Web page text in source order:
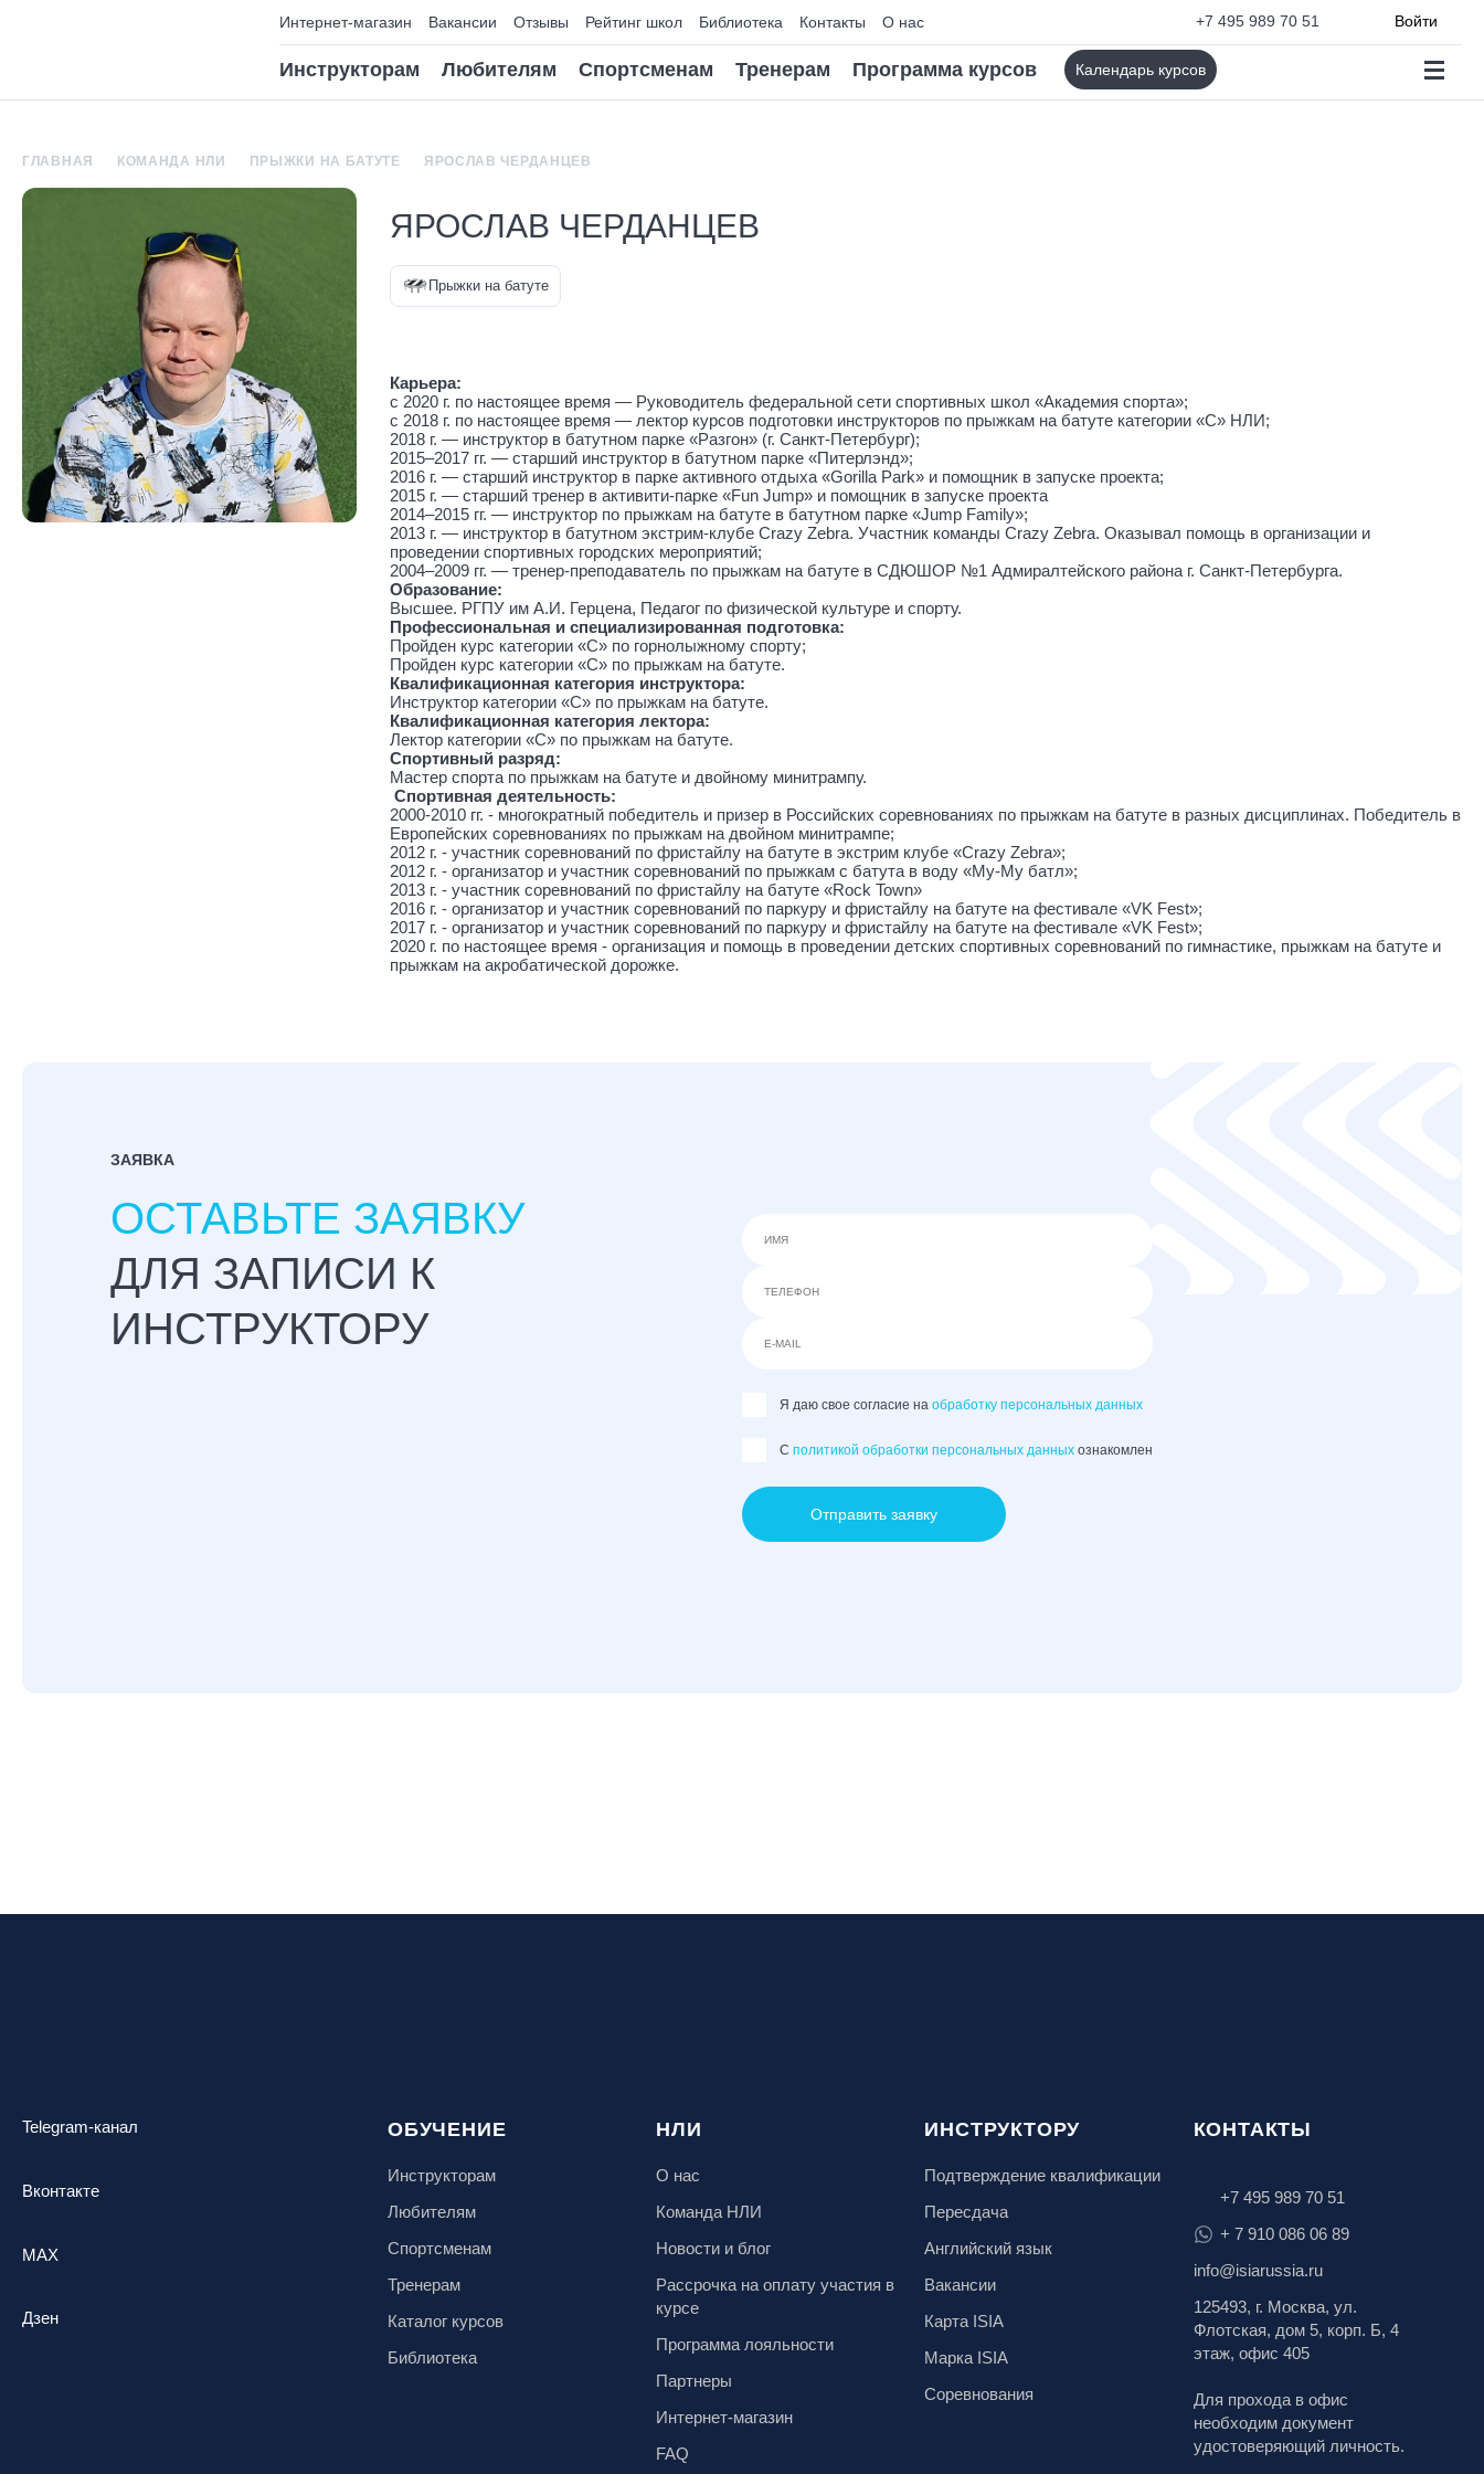
Интернет-магазин Вакансии Отзывы Рейтинг школ Библиотека Контакты О нас +7 495 989 70 51 Войти
Инструкторам Любителям Спортсменам Тренерам Программа курсов Календарь курсов
ГЛАВНАЯ КОМАНДА НЛИ ПРЫЖКИ НА БАТУТЕ ЯРОСЛАВ ЧЕРДАНЦЕВ
ЯРОСЛАВ ЧЕРДАНЦЕВ
Прыжки на батуте
Карьера:
с 2020 г. по настоящее время — Руководитель федеральной сети спортивных школ «Академия спорта»;
с 2018 г. по настоящее время — лектор курсов подготовки инструкторов по прыжкам на батуте категории «С» НЛИ;
2018 г. — инструктор в батутном парке «Разгон» (г. Санкт-Петербург);
2015‒2017 гг. — старший инструктор в батутном парке «Питерлэнд»;
2016 г. — старший инструктор в парке активного отдыха «Gorilla Park» и помощник в запуске проекта;
2015 г. — старший тренер в активити-парке «Fun Jump» и помощник в запуске проекта
2014‒2015 гг. — инструктор по прыжкам на батуте в батутном парке «Jump Family»;
2013 г. — инструктор в батутном экстрим-клубе Crazy Zebra. Участник команды Crazy Zebra. Оказывал помощь в организации и
проведении спортивных городских мероприятий;
2004‒2009 гг. — тренер-преподаватель по прыжкам на батуте в СДЮШОР №1 Адмиралтейского района г. Санкт-Петербурга.
Образование:
Высшее. РГПУ им А.И. Герцена, Педагог по физической культуре и спорту.
Профессиональная и специализированная подготовка:
Пройден курс категории «С» по горнолыжному спорту;
Пройден курс категории «С» по прыжкам на батуте.
Квалификационная категория инструктора:
Инструктор категории «С» по прыжкам на батуте.
Квалификационная категория лектора:
Лектор категории «С» по прыжкам на батуте.
Спортивный разряд:
Мастер спорта по прыжкам на батуте и двойному минитрампу.
Спортивная деятельность:
2000-2010 гг. - многократный победитель и призер в Российских соревнованиях по прыжкам на батуте в разных дисциплинах. Победитель в
Европейских соревнованиях по прыжкам на двойном минитрампе;
2012 г. - участник соревнований по фристайлу на батуте в экстрим клубе «Crazy Zebra»;
2012 г. - организатор и участник соревнований по прыжкам с батута в воду «Му-Му батл»;
2013 г. - участник соревнований по фристайлу на батуте «Rock Town»
2016 г. - организатор и участник соревнований по паркуру и фристайлу на батуте на фестивале «VK Fest»;
2017 г. - организатор и участник соревнований по паркуру и фристайлу на батуте на фестивале «VK Fest»;
2020 г. по настоящее время - организация и помощь в проведении детских спортивных соревнований по гимнастике, прыжкам на батуте и
прыжкам на акробатической дорожке.
ЗАЯВКА
ОСТАВЬТЕ ЗАЯВКУ
ДЛЯ ЗАПИСИ К
ИНСТРУКТОРУ
Я даю свое согласие на обработку персональных данных
C политикой обработки персональных данных ознакомлен
Отправить заявку
Telegram-канал
Вконтакте
MAX
Дзен
ОБУЧЕНИЕ
Инструкторам
Любителям
Спортсменам
Тренерам
Каталог курсов
Библиотека
НЛИ
О нас
Команда НЛИ
Новости и блог
Рассрочка на оплату участия в
курсе
Программа лояльности
Партнеры
Интернет-магазин
FAQ
ИНСТРУКТОРУ
Подтверждение квалификации
Пересдача
Английский язык
Вакансии
Карта ISIA
Марка ISIA
Соревнования
КОНТАКТЫ
+7 495 989 70 51
+ 7 910 086 06 89
info@isiarussia.ru
125493, г. Москва, ул.
Флотская, дом 5, корп. Б, 4
этаж, офис 405
Для прохода в офис
необходим документ
удостоверяющий личность.